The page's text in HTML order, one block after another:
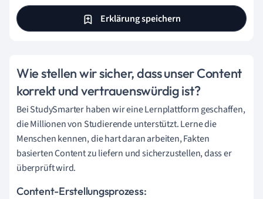
Erklärung speichern
Wie stellen wir sicher, dass unser Content
korrekt und vertrauenswürdig ist?
Bei StudySmarter haben wir eine Lernplattform geschaffen,
die Millionen von Studierende unterstützt. Lerne die
Menschen kennen, die hart daran arbeiten, Fakten
basierten Content zu liefern und sicherzustellen, dass er
überprüft wird.
Content-Erstellungsprozess: